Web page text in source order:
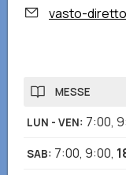
vasto-
MESSE
LUN - VEN: 7:00,
SAB: 7:00, 9:00,